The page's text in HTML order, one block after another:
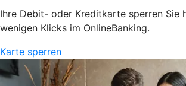
Ihre Debit- oder Kreditkarte sperren Sie
wenigen Klicks im OnlineBanking.
Karte sperren